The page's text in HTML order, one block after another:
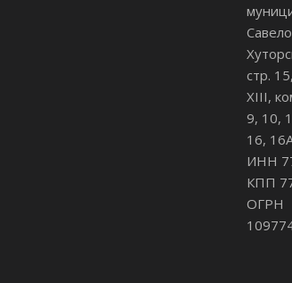
стр.
XIII,
9, 10,
16,
ИНН
КПП
ОГРН